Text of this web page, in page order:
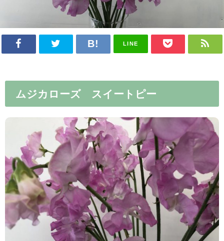
LINE
ムジカローズ スイートピー